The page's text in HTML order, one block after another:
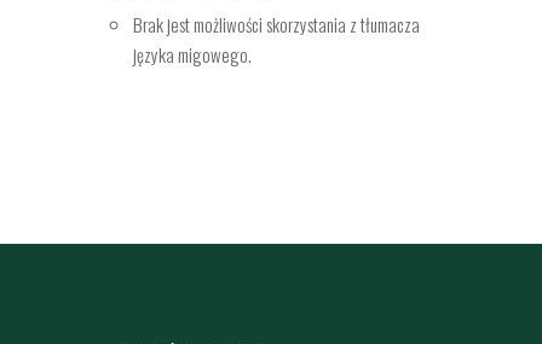
Brak jest możliwości skorzystania z tłumacza
języka migowego.